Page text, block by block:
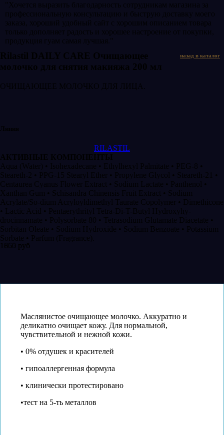
"Хочется выразить благодарность сотрудникам магазина за
профессиональную консультацию и быструю доставку моего
заказа, хороший удобный сайт с хорошим описанием товара
только дополняет радость и хорошее настроение от покупки,
продукция гуам самая лучшая."
назад в каталог
Rilastil DAILY CARE Очищающее
молочко для снятия макияжа 200 мл
ОЧИЩАЮЩЕЕ МОЛОЧКО ДЛЯ ЛИЦА.
Линия
RILASTIL
АКТИВНЫЕ КОМПОНЕНТЫ
Aqua (Water) • Isohexadecane • Ethylhexyl Palmitate • PEG-8 •
Steareth-2 • PPG-15 Stearyl Ether • Propylene Glycol • Steareth-21 •
Centaurea Cyanus Flower Extract • Sodium Lactate • Panthenol •
Xanthan Gum • Schisandra Chinensis Fruit Extract • Sodium
Acrylate/So-dium Acryloyldimethyl Taurate Copolymer • Dimethicone
• Lactic Acid • Pentaerythrityl Tetra-Di-T-Butyl Hydroxyhy-
drocinnamate • Polysorbate 80 • Tetrasodium Glutamate Diacetate •
Sorbitan Oleate • Sodium Hydroxide • Sodium Benzoate • Potassium
Sorbate • Parfum (Fragrance).
1850 руб
1665 руб
Маслянистое очищающее молочко. Аккуратно и
деликатно очищает кожу. Для нормальной,
чувствительной и нежной кожи.
• 0% отдушек и красителей
• гипоаллергенная формула
• клинически протестировано
•тест на 5-ть металлов